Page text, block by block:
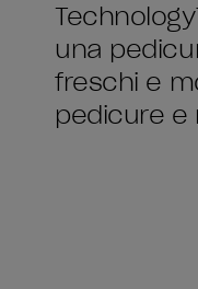
una
freschi e
pedicure e